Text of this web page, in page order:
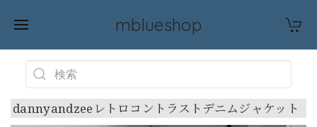
mblueshop
dannyandzeeレトロコントラストデニムジャケット